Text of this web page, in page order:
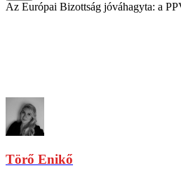
Az Európai Bizottság jóváhagyta: a
Törő Enikő